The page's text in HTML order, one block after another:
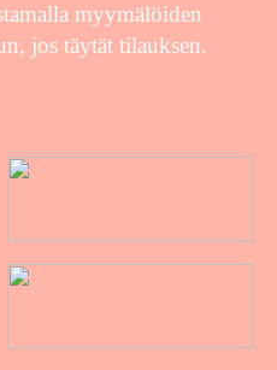
myymälöiden
jos täytät tilauksen.